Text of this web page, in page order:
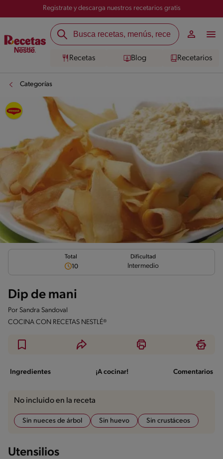
Registrate y descarga nuestros recetarios gratis
Recetas Blog Recetarios
Categorías
Total
10
Dificultad
Intermedio
Dip de mani
Por Sandra Sandoval
COCINA CON RECETAS NESTLÉ®
Ingredientes ¡A cocinar! Comentarios
No incluido en la receta
Sin nueces de árbol Sin huevo Sin crustáceos
Utensilios